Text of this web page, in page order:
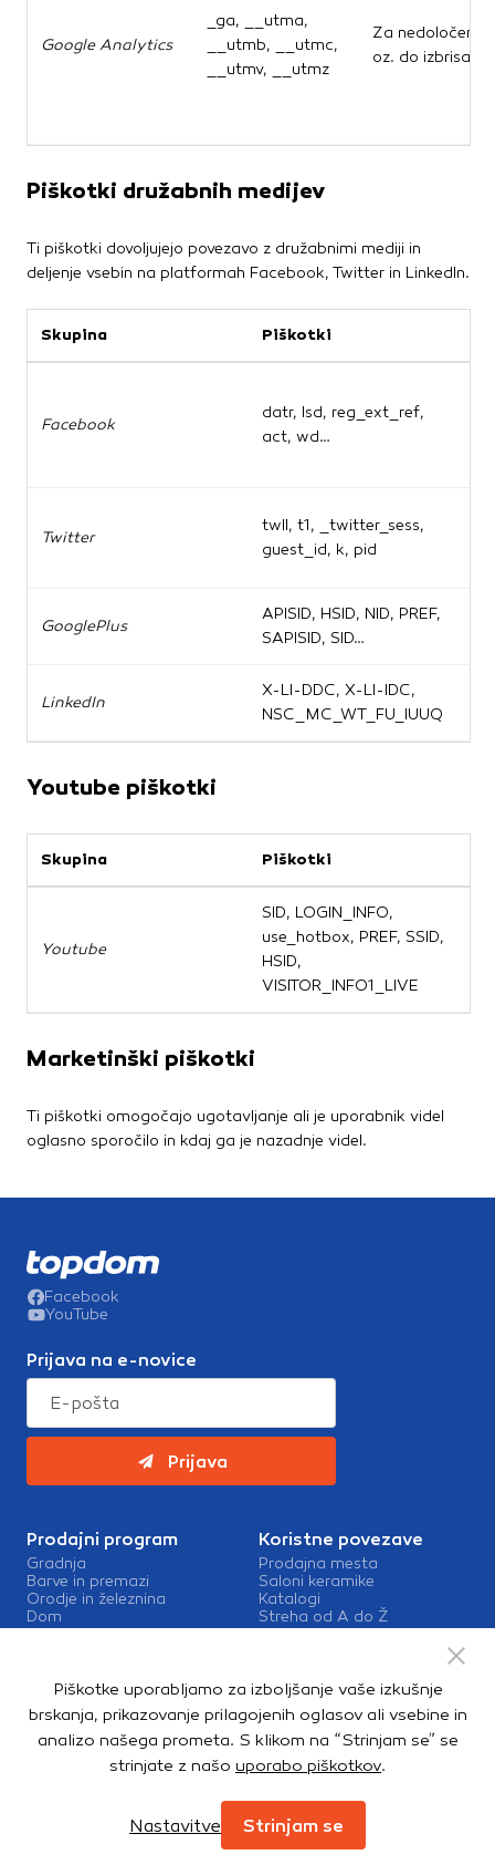
Google Analytics
_ga, __utma,
__utmb, __utmc,
__utmv, __utmz
Za nedoločen
oz. do izbrisa.
Piškotki družabnih medijev
Ti piškotki dovoljujejo povezavo z družabnimi mediji in
deljenje vsebin na platformah Facebook, Twitter in LinkedIn.
Skupina Piškotki
Facebook
datr, lsd, reg_ext_ref,
act, wd…
Twitter
twll, t1, _twitter_sess,
guest_id, k, pid
GooglePlus
APISID, HSID, NID, PREF,
SAPISID, SID…
LinkedIn
X-LI-DDC, X-LI-IDC,
NSC_MC_WT_FU_IUUQ
Youtube piškotki
Skupina Piškotki
Youtube
SID, LOGIN_INFO,
use_hotbox, PREF, SSID,
HSID,
VISITOR_INFO1_LIVE
Marketinški piškotki
Ti piškotki omogočajo ugotavljanje ali je uporabnik videl
oglasno sporočilo in kdaj ga je nazadnje videl.
Facebook
YouTube
Prijava na e-novice
Prijava
Prodajni program
Gradnja
Barve in premazi
Orodje in železnina
Dom
Vrt in okolica
Koristne povezave
Prodajna mesta
Saloni keramike
Katalogi
Streha od A do Ž
Barve in premazi Sigma
Storitve
Izris kopalnic
Mešalnice barv
Copyright © 2026. Topdom d.o.o. Vse pravice pridržane.
Piškotke uporabljamo za izboljšanje vaše izkušnje
brskanja, prikazovanje prilagojenih oglasov ali vsebine in
analizo našega prometa. S klikom na “Strinjam se” se
strinjate z našo uporabo piškotkov.
Nastavitve Strinjam se